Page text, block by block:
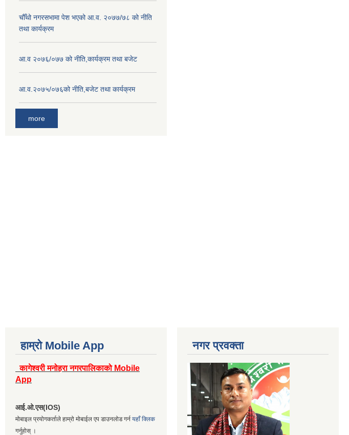
चौँथो नगरसभामा पेश भएको आ.व. २०७७/७८ को नीति
तथा कार्यक्रम
आ.व २०७६/०७७ को नीति,कार्यक्रम तथा बजेट
आ.व.२०७५/०७६को नीति,बजेट तथा कार्यक्रम
more
हाम्रो Mobile App
कागेश्वरी मनोहरा नगरपालिकाको Mobile
App
आई.ओ.एस(IOS)
मोबाइल प्रयोगकर्ताले हाम्रो मोबाईल एप डाउनलोड गर्न यहाँ क्लिक
गर्नुहोस् ।
नगर प्रवक्ता